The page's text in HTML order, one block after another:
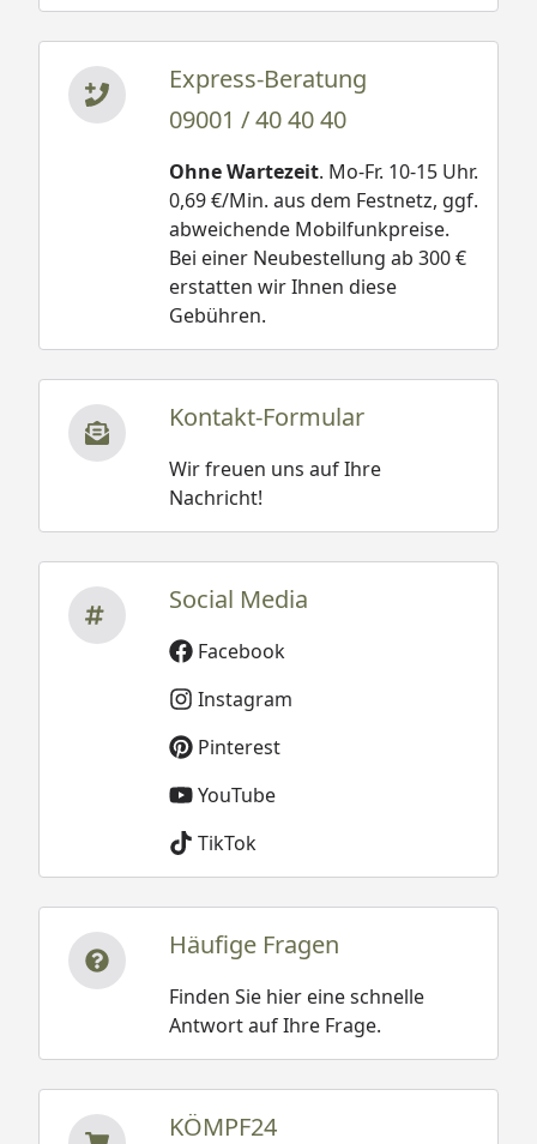
Express-Beratung
09001 / 40 40 40
Ohne Wartezeit. Mo-Fr. 10-15 Uhr.
0,69 €/Min. aus dem Festnetz, ggf.
abweichende Mobilfunkpreise.
Bei einer Neubestellung ab 300 €
erstatten wir Ihnen diese
Gebühren.
Kontakt-Formular
Wir freuen uns auf Ihre
Nachricht!
Social Media
Facebook
Instagram
Pinterest
YouTube
TikTok
Häufige Fragen
Finden Sie hier eine schnelle
Antwort auf Ihre Frage.
KÖMPF24